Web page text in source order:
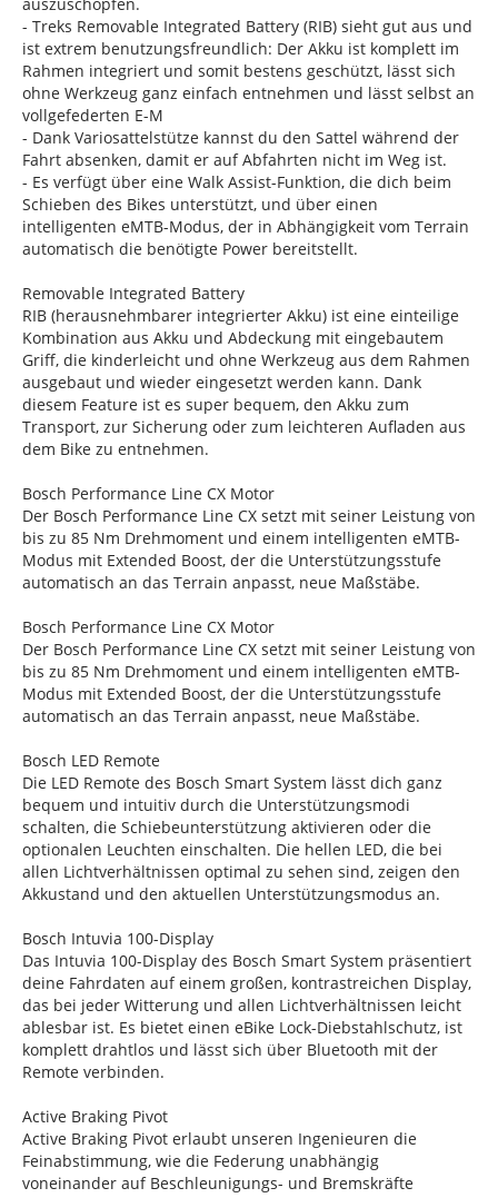
- Treks Removable Integrated Battery (RIB) sieht gut aus und
ist extrem benutzungsfreundlich: Der Akku ist komplett im
Rahmen integriert und somit bestens geschützt, lässt sich
ohne Werkzeug ganz einfach entnehmen und lässt selbst an
vollgefederten E-M
- Dank Variosattelstütze kannst du den Sattel während der
Fahrt absenken, damit er auf Abfahrten nicht im Weg ist.
- Es verfügt über eine Walk Assist-Funktion, die dich beim
Schieben des Bikes unterstützt, und über einen
intelligenten eMTB-Modus, der in Abhängigkeit vom Terrain
automatisch die benötigte Power bereitstellt.
Removable Integrated Battery
RIB (herausnehmbarer integrierter Akku) ist eine einteilige
Kombination aus Akku und Abdeckung mit eingebautem
Griff, die kinderleicht und ohne Werkzeug aus dem Rahmen
ausgebaut und wieder eingesetzt werden kann. Dank
diesem Feature ist es super bequem, den Akku zum
Transport, zur Sicherung oder zum leichteren Aufladen aus
dem Bike zu entnehmen.
Bosch Performance Line CX Motor
Der Bosch Performance Line CX setzt mit seiner Leistung von
bis zu 85 Nm Drehmoment und einem intelligenten eMTB-
Modus mit Extended Boost, der die Unterstützungsstufe
automatisch an das Terrain anpasst, neue Maßstäbe.
Bosch Performance Line CX Motor
Der Bosch Performance Line CX setzt mit seiner Leistung von
bis zu 85 Nm Drehmoment und einem intelligenten eMTB-
Modus mit Extended Boost, der die Unterstützungsstufe
automatisch an das Terrain anpasst, neue Maßstäbe.
Bosch LED Remote
Die LED Remote des Bosch Smart System lässt dich ganz
bequem und intuitiv durch die Unterstützungsmodi
schalten, die Schiebeunterstützung aktivieren oder die
optionalen Leuchten einschalten. Die hellen LED, die bei
allen Lichtverhältnissen optimal zu sehen sind, zeigen den
Akkustand und den aktuellen Unterstützungsmodus an.
Bosch Intuvia 100-Display
Das Intuvia 100-Display des Bosch Smart System präsentiert
deine Fahrdaten auf einem großen, kontrastreichen Display,
das bei jeder Witterung und allen Lichtverhältnissen leicht
ablesbar ist. Es bietet einen eBike Lock-Diebstahlschutz, ist
komplett drahtlos und lässt sich über Bluetooth mit der
Remote verbinden.
Active Braking Pivot
Active Braking Pivot erlaubt unseren Ingenieuren die
Feinabstimmung, wie die Federung unabhängig
voneinander auf Beschleunigungs- und Bremskräfte